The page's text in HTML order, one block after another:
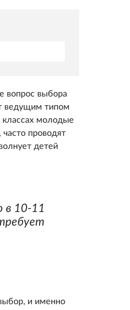
вопрос выбора
ведущим типом
классах молодые
проводят
детей
в 10-11
и именно